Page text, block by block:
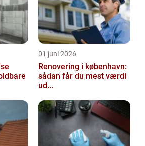
01 juni 2026
Renovering i københavn:
sådan får du mest værdi
ud...